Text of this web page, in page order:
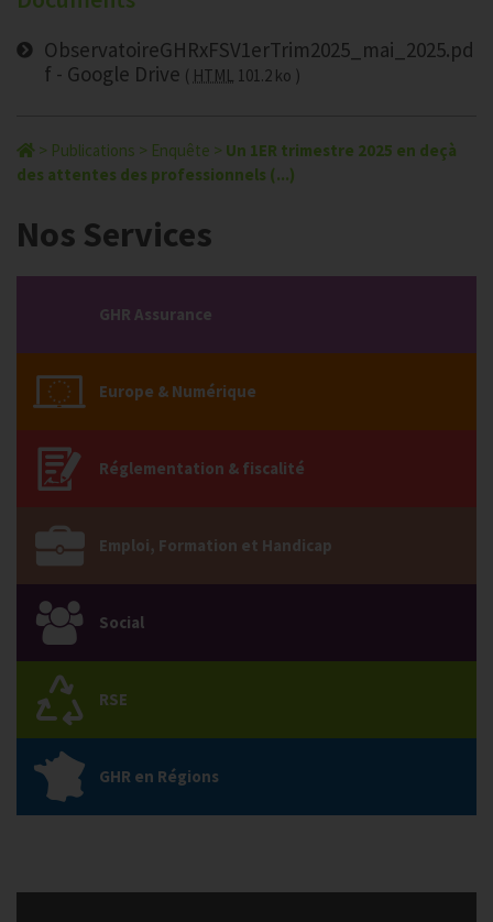
ObservatoireGHRxFSV1erTrim2025_mai_2025.pd
f - Google Drive
HTML 101.2 ko
> Publications > Enquête > Un 1ER trimestre 2025 en deçà
des attentes des professionnels (...)
Nos Services
GHR Assurance
Europe & Numérique
Réglementation & fiscalité
Emploi, Formation et Handicap
Social
RSE
GHR en Régions